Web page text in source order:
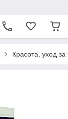
Красота, уход